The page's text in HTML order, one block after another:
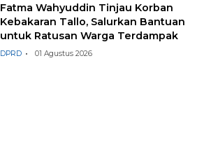
Fatma Wahyuddin Tinjau Korban
Kebakaran Tallo, Salurkan Bantuan
untuk Ratusan Warga Terdampak
DPRD 01 Agustus 2026